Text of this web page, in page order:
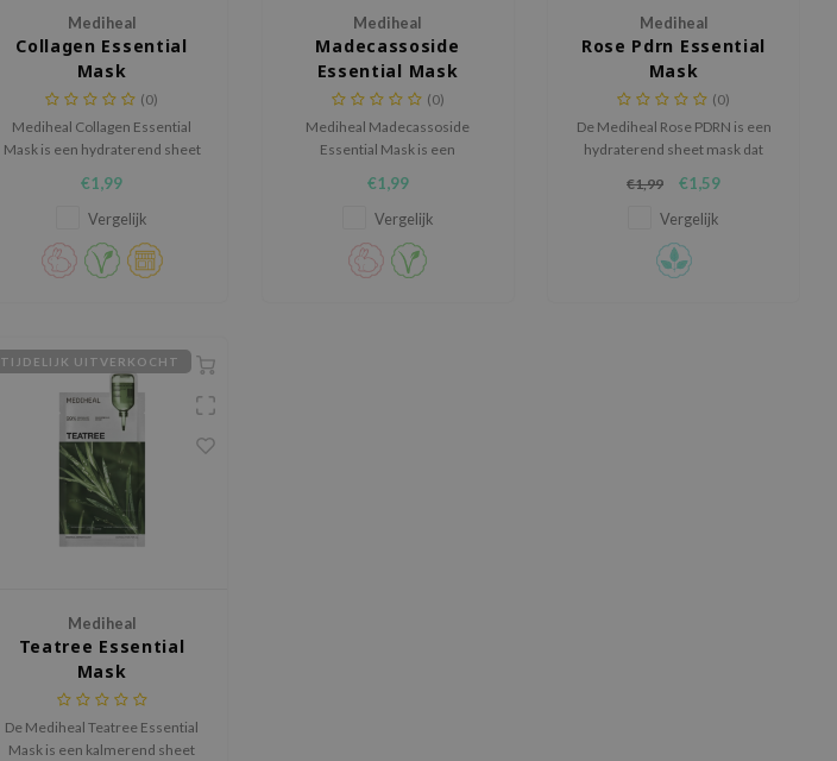
Mediheal
Collagen Essential
Mask
(0)
Mediheal Collagen Essential
Mask is een hydraterend sheet
huidelasticiteit te verbeteren
en de huid intens te voeden.
€1,99
Vergelijk
Mediheal
Madecassoside
Essential Mask
(0)
Mediheal Madecassoside
Essential Mask is een
roodheid te verminderen, de
huidbarrière te versterken en
de huid intens te hydrateren.
€1,99
Vergelijk
Mediheal
Rose Pdrn Essential
Mask
(0)
De Mediheal Rose PDRN is een
hydraterend sheet mask dat
huidbarrière te ondersteunen.
€1,99 €1,59
Vergelijk
TIJDELIJK UITVERKOCHT
Mediheal
Teatree Essential
Mask
De Mediheal Teatree Essential
Mask is een kalmerend sheet